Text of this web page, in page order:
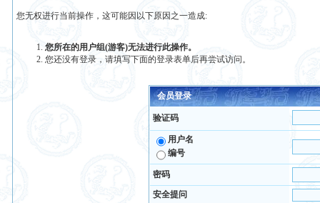
您无权进行当前操作，这可能因以下原因之一造成:
您所在的用户组(游客)无法进行此操作。
您还没有登录，请填写下面的登录表单后再尝试访问。
会员登录
验证码
用户名
编号
密码
安全提问